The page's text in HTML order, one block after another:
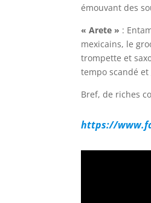
émouvant des
« Arete » :
mexicains, le
trompette et
tempo scandé
Bref, de riches
https://